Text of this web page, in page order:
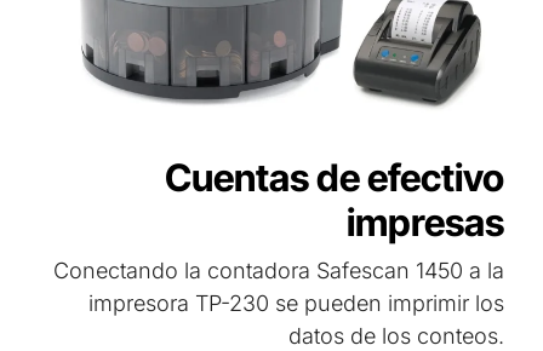
Cuentas de efectivo
impresas
Conectando la contadora Safescan 1450 a la
impresora TP-230 se pueden imprimir los
datos de los conteos.